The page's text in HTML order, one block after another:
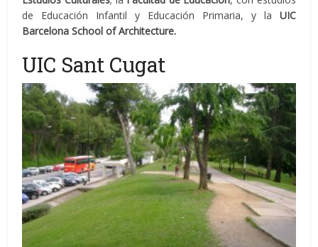
de Educación Infantil y Educación Primaria, y la UIC
Barcelona School of Architecture.
UIC Sant Cugat